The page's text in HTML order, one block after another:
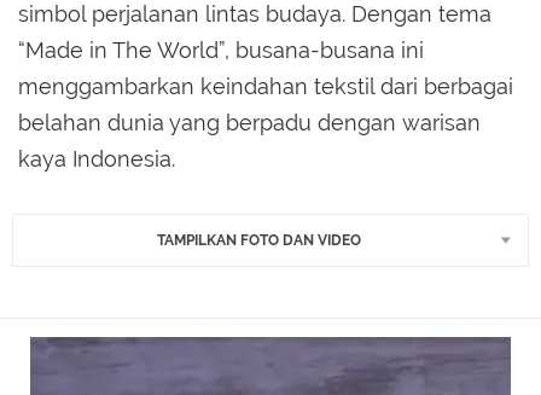
simbol perjalanan lintas budaya. Dengan tema
“Made in The World”, busana-busana ini
menggambarkan keindahan tekstil dari berbagai
belahan dunia yang berpadu dengan warisan
kaya Indonesia.
TAMPILKAN FOTO DAN VIDEO